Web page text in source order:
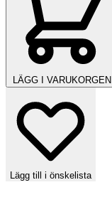
LÄGG I VARUKORGEN
Lägg till i önskelista